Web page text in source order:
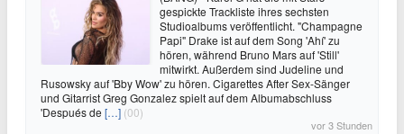
gespickte Trackliste ihres sechsten
Studioalbums veröffentlicht. "Champagne
Papi" Drake ist auf dem Song 'Ahí' zu
hören, während Bruno Mars auf 'Still'
mitwirkt. Außerdem sind Judeline und
Rusowsky auf 'Bby Wow' zu hören. Cigarettes After Sex-Sänger
und Gitarrist Greg Gonzalez spielt auf dem Albumabschluss
'Después de […] (00)
vor 3 Stunden